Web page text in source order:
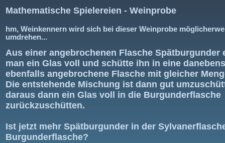
Mathematische Spielereien - Weinprobe
hm, Weinkennern wird sich bei dieser Weinprobe
umdrehen...
Aus einer angebrochenen Flasche Spätburgunder
man ein Glas voll und schütte ihn in eine
ebenfalls angebrochene Flasche mit gleicher
Die entstehende Mischung ist dann gut
daraus dann ein Glas voll in die Burgunderflasche
zurückzuschütten.
Ist jetzt mehr Spätburgunder in der
Burgunderflasche?